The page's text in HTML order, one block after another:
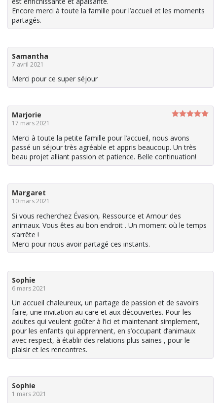
Encore merci à toute la famille pour l’accueil et les moments
partagés.
Samantha
7 avril 2021
Merci pour ce super séjour
Marjorie
17 mars 2021
Merci à toute la petite famille pour l’accueil, nous avons
passé un séjour très agréable et appris beaucoup. Un très
beau projet alliant passion et patience. Belle continuation!
Margaret
10 mars 2021
Si vous recherchez Évasion, Ressource et Amour des
animaux. Vous êtes au bon endroit . Un moment où le temps
s’arrête !
Merci pour nous avoir partagé ces instants.
Sophie
6 mars 2021
Un accueil chaleureux, un partage de passion et de savoirs
faire, une invitation au care et aux découvertes. Pour les
adultes qui veulent goûter à l’ici et maintenant simplement,
pour les enfants qui apprennent, en s’occupant d’animaux
avec respect, à établir des relations plus saines , pour le
plaisir et les rencontres.
Sophie
1 mars 2021